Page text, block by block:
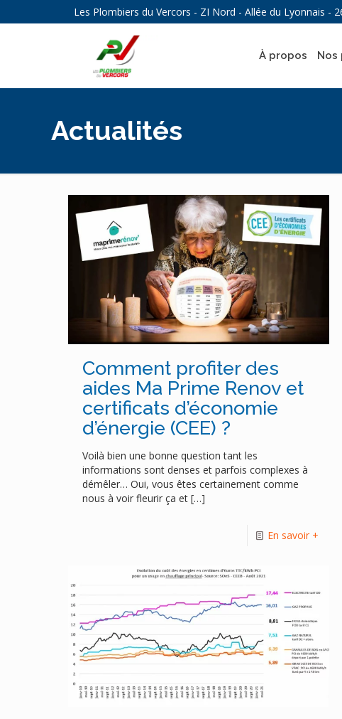
Les Plombiers du Vercors - ZI Nord - Allée du Lyonnais -
À propos Nos
Actualités
Comment profiter des
aides Ma Prime Renov et
certificats d’économie
d’énergie (CEE) ?
Voilà bien une bonne question tant les
informations sont denses et parfois complexes à
démêler… Oui, vous êtes certainement comme
nous à voir fleurir ça et[…]
En savoir +